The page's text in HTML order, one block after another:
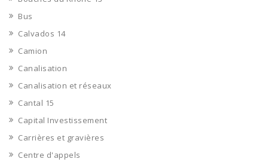
Bus
Calvados 14
Camion
Canalisation
Canalisation et réseaux
Cantal 15
Capital Investissement
Carrières et gravières
Centre d'appels